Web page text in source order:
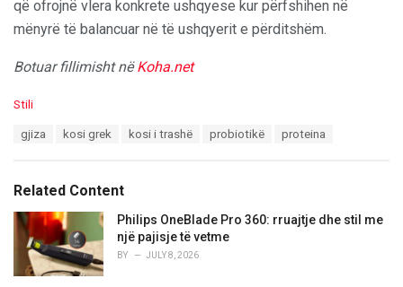
që ofrojnë vlera konkrete ushqyese kur përfshihen në
mënyrë të balancuar në të ushqyerit e përditshëm.
Botuar fillimisht nëKoha.net
C
o
Stili
:
gjiza kosi grek kosi i trashë probiotikë proteina
Related Content
Philips OneBlade Pro 360: rruajtje dhe stil me
një pajisje të vetme
BY JULY 8, 2026